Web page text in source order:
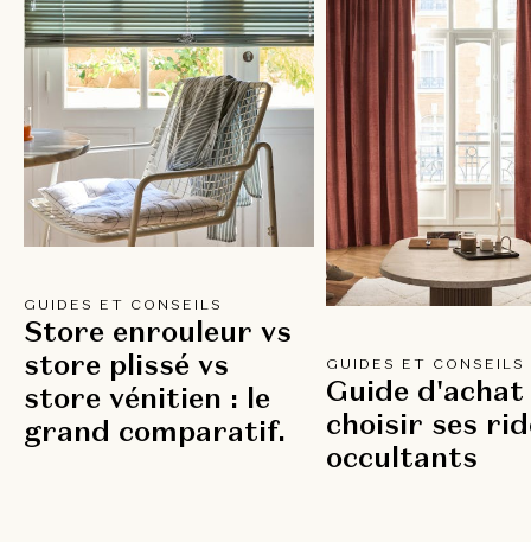
GUIDES ET CONSEILS
Store enrouleur vs
store plissé vs
store vénitien : le
grand comparatif.
GUIDES ET CONSEILS
Guide d'achat
choisir ses
occultants